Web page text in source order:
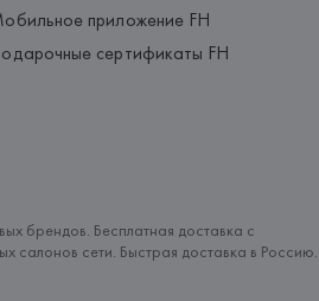
приложение FH
сертификаты FH
брендов. Бесплатная доставка с
салонов сети. Быстрая доставка в Россию.